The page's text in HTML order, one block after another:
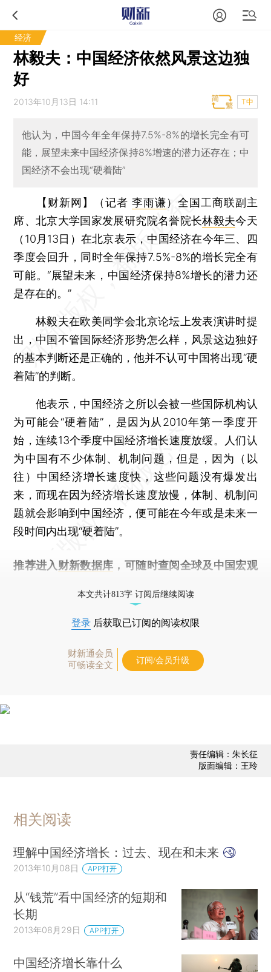
经济
林毅夫：中国经济依然风景这边独
好
2013年10月13日 14:11 T中
他认为，中国今年全年保持7.5%-8%的增长完全有可
能，展望未来中国经济保持8%增速的潜力还存在；中
国经济不会出现“硬着陆”
【财新网】（记者 李雨谦） 全国工商联副主
席、北京大学国家发展研究院名誉院长林毅夫今天
（10月13日）在北京表示，中国经济在今年三、四
季度会回升，同时全年保持7.5%-8%的增长完全有
可能。“展望未来，中国经济保持8%增长的潜力还
是存在的。”
林毅夫在欧美同学会北京论坛上发表演讲时提
出，中国不管国际经济形势怎么样，风景这边独好
的基本判断还是正确的，他并不认可中国将出现“硬
着陆”的判断。
他表示，中国经济之所以会被一些国际机构认
为可能会“硬着陆”，是因为从2010年第一季度开
始，连续13个季度中国经济增长速度放缓。人们认
为中国有不少体制、机制问题，但是，因为（以
往）中国经济增长速度快，这些问题没有爆发出
来，而现在因为经济增长速度放慢，体制、机制问
题就会影响到中国经济，便可能在今年或是未来一
段时间内出现“硬着陆”。
推荐进入 财新数据库 ，可随时查阅全球及中国宏观
本文共计813字 订阅后继续阅读
登录 后获取已订阅的阅读权限
财新通会员
可畅读全文
订阅/会员升级
责任编辑：朱长征
版面编辑：王玲
相关阅读
理解中国经济增长：过去、现在和未来
2013年10月08日 APP打开
从“钱荒”看中国经济的短期和
长期
2013年08月29日 APP打开
中国经济增长靠什么